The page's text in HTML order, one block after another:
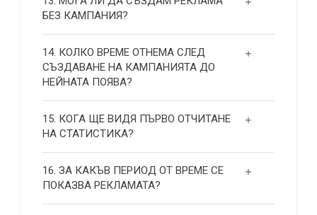
БЕЗ КАМПАНИЯ?
14. КОЛКО ВРЕМЕ ОТНЕМА СЛЕД
СЪЗДАВАНЕ НА КАМПАНИЯТА ДО
НЕЙНАТА ПОЯВА?
15. КОГА ЩЕ ВИДЯ ПЪРВО ОТЧИТАНЕ
НА СТАТИСТИКА?
16. ЗА КАКЪВ ПЕРИОД ОТ ВРЕМЕ СЕ
ПОКАЗВА РЕКЛАМАТА?